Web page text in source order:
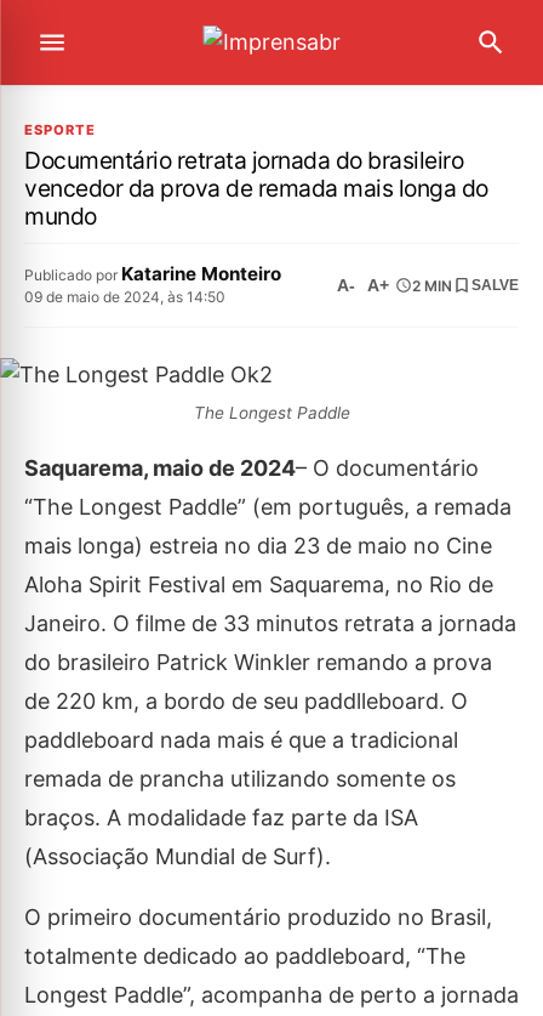
ESPORTE
Documentário retrata jornada do brasileiro
vencedor da prova de remada mais longa do
mundo
Publicado por Katarine Monteiro
09 de maio de 2024, às 14:50
A- A+ 2 MIN SALVE
The Longest Paddle
Saquarema, maio de 2024– O documentário
“The Longest Paddle” (em português, a remada
mais longa) estreia no dia 23 de maio no Cine
Aloha Spirit Festival em Saquarema, no Rio de
Janeiro. O filme de 33 minutos retrata a jornada
do brasileiro Patrick Winkler remando a prova
de 220 km, a bordo de seu paddlleboard. O
paddleboard nada mais é que a tradicional
remada de prancha utilizando somente os
braços. A modalidade faz parte da ISA
(Associação Mundial de Surf).
O primeiro documentário produzido no Brasil,
totalmente dedicado ao paddleboard, “The
Longest Paddle”, acompanha de perto a jornada